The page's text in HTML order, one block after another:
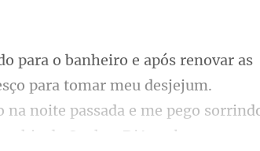
para tomar meu desjejum.
na no